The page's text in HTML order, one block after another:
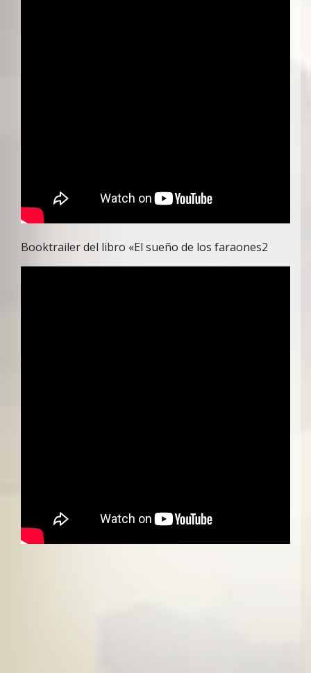
Booktrailer del libro «El sueño de los faraones2